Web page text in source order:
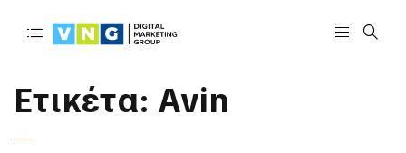
Ετικέτα: Avin